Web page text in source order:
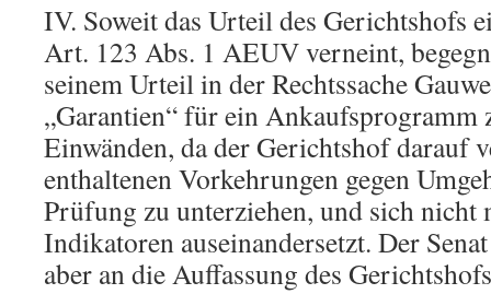
IV. Soweit das Urteil des Gerichtshofs
Art. 123 Abs. 1 AEUV verneint,
seinem Urteil in der Rechtssache
„Garantien“ für ein Ankaufsprogramm
Einwänden, da der Gerichtshof darauf
enthaltenen Vorkehrungen gegen
Prüfung zu unterziehen, und sich nicht
Indikatoren auseinandersetzt. Der
aber an die Auffassung des